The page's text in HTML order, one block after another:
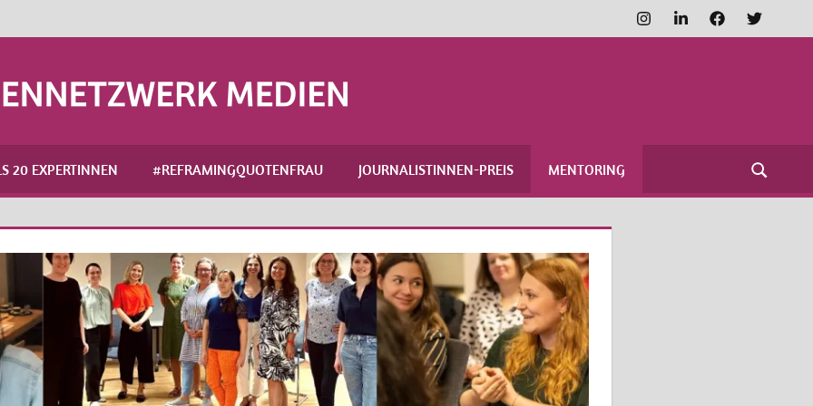
InstagramLinkedInFacebookTwitter
20 EXPERTINNEN #REFRAMINGQUOTENFRAU JOURNALISTINNEN-PREIS MENTORING